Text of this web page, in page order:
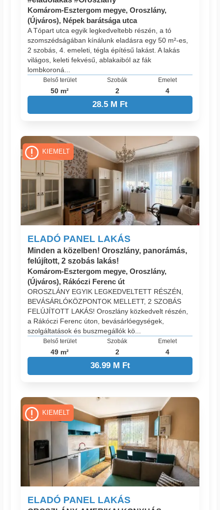
Komárom-Esztergom megye, Oroszlány,
(Újváros), Népek barátsága utca
A Tópart utca egyik legkedveltebb részén, a tó
szomszédságában kínálunk eladásra egy 50 m²-es,
2 szobás, 4. emeleti, tégla építésű lakást. A lakás
világos, keleti fekvésű, ablakaiból az fák
lombkoroná...
Belső terület
50 m²
Szobák
2
Emelet
4
28.5 M Ft
ELADÓ PANEL LAKÁS
Minden a közelben! Oroszlány, panorámás,
felújított, 2 szobás lakás!
Komárom-Esztergom megye, Oroszlány,
(Újváros), Rákóczi Ferenc út
OROSZLÁNY EGYIK LEGKEDVELTETT RÉSZÉN,
BEVÁSÁRLÓKÖZPONTOK MELLETT, 2 SZOBÁS
FELÚJÍTOTT LAKÁS! Oroszlány közkedvelt részén,
a Rákóczi Ferenc úton, bevásárlóegységek,
szolgáltatások és buszmegállók kö...
Belső terület
49 m²
Szobák
2
Emelet
4
36.99 M Ft
KIEMELT
ELADÓ PANEL LAKÁS
KIEMELT